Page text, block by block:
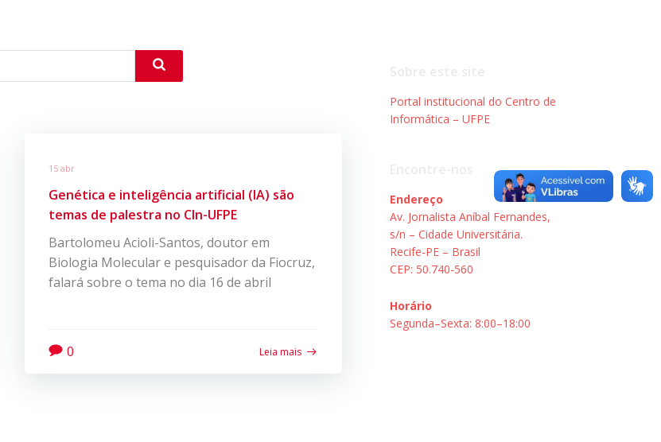
15 abr
Genética e inteligência artificial (IA) são
temas de palestra no CIn-UFPE
Bartolomeu Acioli-Santos, doutor em
Biologia Molecular e pesquisador da Fiocruz,
falará sobre o tema no dia 16 de abril
0 Leia mais
Portal institucional do Centro de
Informática – UFPE
Endereço
Av. Jornalista Aníbal Fernandes,
s/n – Cidade Universitária.
Recife-PE – Brasil
CEP: 50.740-560
Horário
Segunda–Sexta: 8:00–18:00